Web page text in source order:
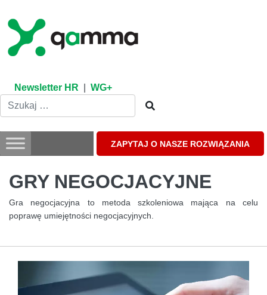
content
Newsletter HR WG+
ZAPYTAJ O NASZE ROZWIĄZANIA
GRY NEGOCJACYJNE
Gra negocjacyjna to metoda szkoleniowa mająca na celu
poprawę umiejętności negocjacyjnych.